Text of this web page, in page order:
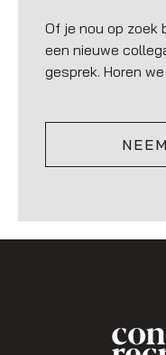
Of je nou op zoek
een nieuwe
gesprek. Horen